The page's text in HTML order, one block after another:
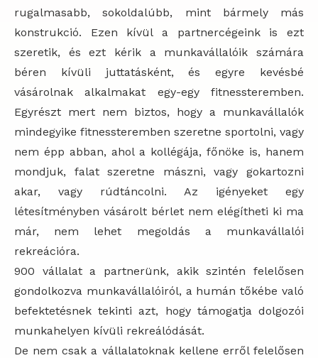
rugalmasabb, sokoldalúbb, mint bármely más
konstrukció. Ezen kívül a partnercégeink is ezt
szeretik, és ezt kérik a munkavállalóik számára
béren kívüli juttatásként, és egyre kevésbé
vásárolnak alkalmakat egy-egy fitnessteremben.
Egyrészt mert nem biztos, hogy a munkavállalók
mindegyike fitnessteremben szeretne sportolni, vagy
nem épp abban, ahol a kollégája, főnöke is, hanem
mondjuk, falat szeretne mászni, vagy gokartozni
akar, vagy rúdtáncolni. Az igényeket egy
létesítményben vásárolt bérlet nem elégítheti ki ma
már, nem lehet megoldás a munkavállalói
rekreációra.
900 vállalat a partnerünk, akik szintén felelősen
gondolkozva munkavállalóiról, a humán tőkébe való
befektetésnek tekinti azt, hogy támogatja dolgozói
munkahelyen kívüli rekreálódását.
De nem csak a vállalatoknak kellene erről felelősen